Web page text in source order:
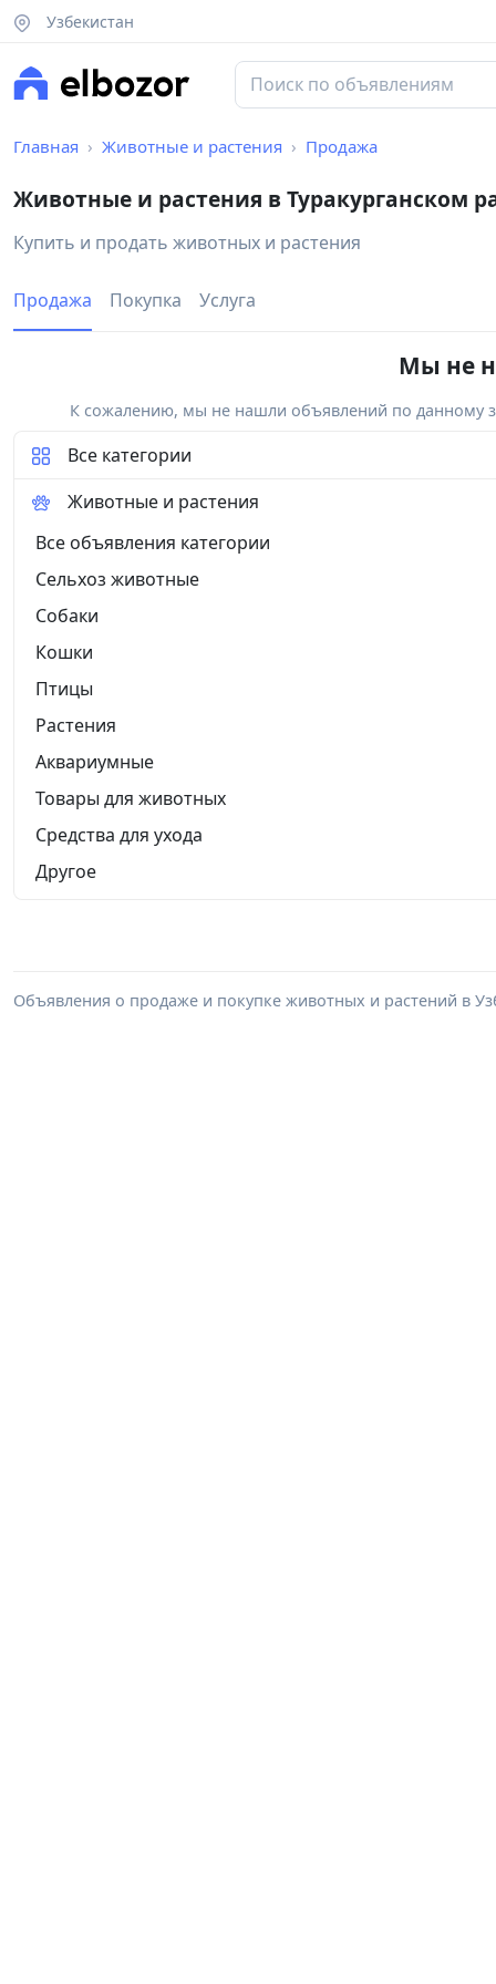
Узбекистан
Главная Животные и растения Продажа
Животные и растения в Туракурганском
Купить и продать животных и растения
Продажа Покупка Услуга
Мы не
К сожалению, мы не нашли объявлений по данному
Все категории
Животные и растения
Все объявления категории
Сельхоз животные
Собаки
Кошки
Птицы
Растения
Аквариумные
Товары для животных
Средства для ухода
Другое
Объявления о продаже и покупке животных и растений в